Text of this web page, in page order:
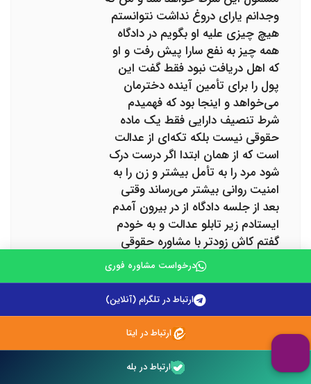
وجدانم یارای دروغ نداشت نتوانستم
هیچ چیزی علیه او بگویم در دادگاه
همه چیز به نفع سارا پیش رفت و او
که اهل دریافت نبود فقط گفت این
پول را برای تأمین آینده دخترمان
می‌خواهد و اینجا بود که فهمیدم
شرط تنصیف دارایی فقط یک ماده
حقوقی نیست بلکه تکه‌ای از عدالت
است که از همان ابتدا اگر درست درک
شود مرد را به تأمل بیشتر و زن را به
امنیت روانی بیشتر می‌رساند وقتی
بعد از جلسه دادگاه از در بیرون آمدم
ایستادم زیر تابلو عدالت و به خودم
گفتم کاش زودتر با مشاوره حقوقی
عادلانه آشنا شده بودم تا زودتر فهمیده
بودم که عشق و اعتماد باید پشتوانه
قانونی هم داشته باشند و امروز هر
مردی را می‌بینم که می‌خواهد ازدواج
کند به او می‌گویم برو با یک وکیل
باسواد مشورت کن برو مطلبی بخوان
درباره تنصیف دارایی برو به سایت
درخواست مشاوره فوری
ارتباط در تلگرام (آنلاین)
ارتباط در ایتا
ارتباط در بله